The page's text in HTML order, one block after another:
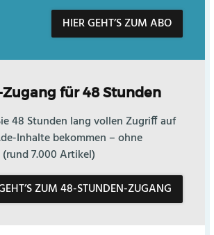
HIER GEHT’S ZUM ABO
für 48 Stunden
48 Stunden lang vollen Zugriff auf
Inhalte bekommen – ohne
7.000 Artikel)
ZUM 48-STUNDEN-ZUGANG